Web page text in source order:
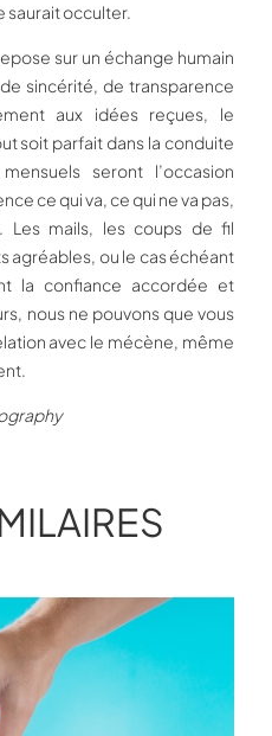
saurait occulter.
sur un échange humain
sincérité, de transparence
aux idées reçues, le
soit parfait dans la conduite
seront l’occasion
ce qui va, ce qui ne va pas,
Les mails, les coups de fil
agréables, ou le cas échéant
la confiance accordée et
nous ne pouvons que vous
avec le mécène, même